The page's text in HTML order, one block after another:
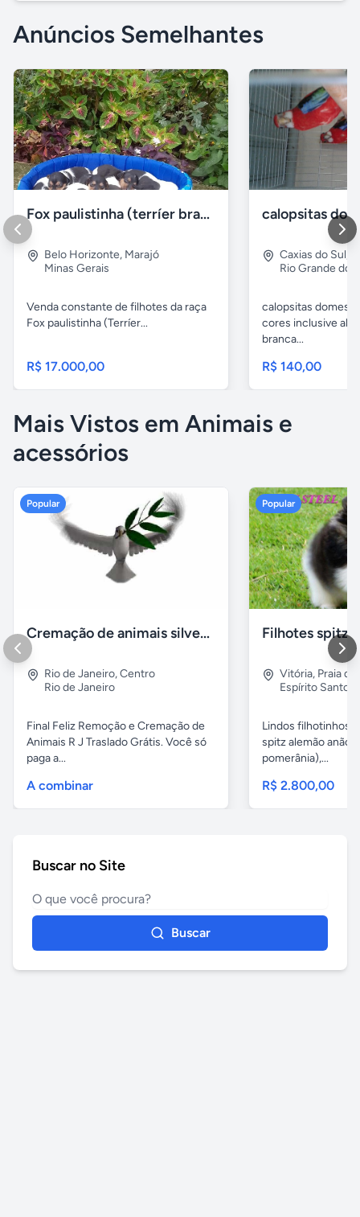
Anúncios Semelhantes
Fox paulistinha (terríer brasileiro)
Belo Horizonte, Marajó
Minas Gerais
Venda constante de filhotes da raça
Fox paulistinha (Terríer...
R$ 17.000,00
calopsitas
Caxias do Sul
Rio Grande do
calopsitas
cores inclusive
branca...
R$ 140,00
Mais Vistos em Animais e
acessórios
Popular
Cremação de animais silvestres
Rio de Janeiro,Centro
Rio de Janeiro
Final Feliz Remoção e Cremação de
Animais R J Traslado Grátis. Você só
paga a...
A combinar
Popular
Vitória, Praia
Espírito Santo
Lindos filhotinhos
spitz alemão anão
pomerânia),...
R$ 2.800,00
Buscar no Site
Buscar